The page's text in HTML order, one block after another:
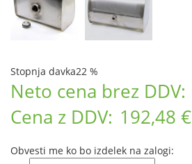
Stopnja davka22 %
Neto cena brez DDV:
Cena z DDV: 192,48 €
Obvesti me ko bo izdelek na zalogi: